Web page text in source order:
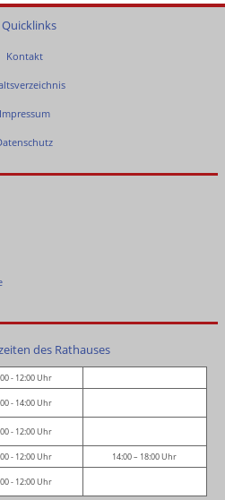
Quicklinks
Kontakt
Impressum
des Rathauses
- 12:00 Uhr
- 14:00 Uhr
- 12:00 Uhr
- 12:00 Uhr 14:00 – 18:00 Uhr
- 12:00 Uhr